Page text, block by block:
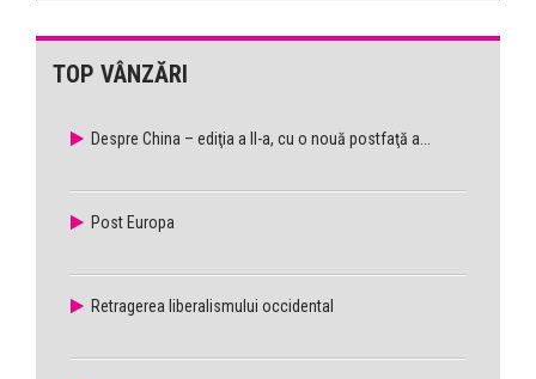
TOP VÂNZĂRI
Despre China – ediţia a II-a, cu o nouă postfaţă a...
Post Europa
Retragerea liberalismului occidental